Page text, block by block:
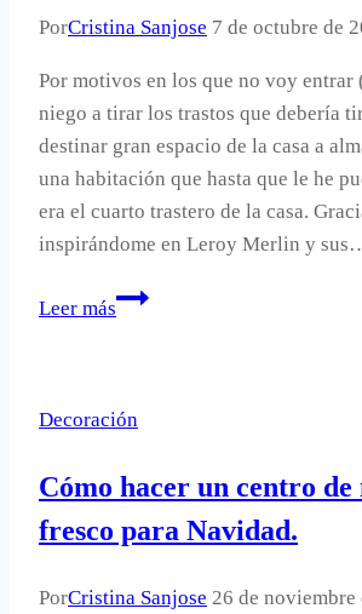
PorCristina Sanjose 7 de octubre de
Por motivos en los que no voy entrar
niego a tirar los trastos que debería
destinar gran espacio de la casa a
una habitación que hasta que le he
era el cuarto trastero de la casa.
inspirándome en Leroy Merlin y
Leer más
Idea
casa.
Decoración
Cómo hacer un centro de
fresco para Navidad.
PorCristina Sanjose 26 de noviembre